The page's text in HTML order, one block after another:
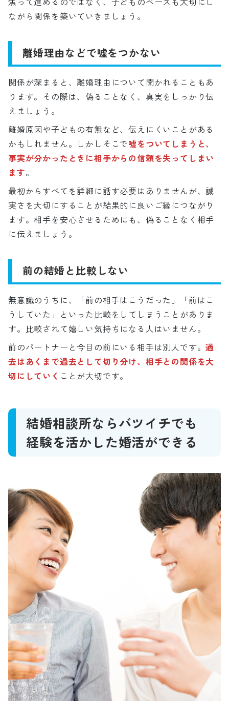
ながら関係を築いていきましょう。
離婚理由などで嘘をつかない
関係が深まると、離婚理由について聞かれることもあ
ります。その際は、偽ることなく、真実をしっかり伝
えましょう。
離婚原因や子どもの有無など、伝えにくいことがある
かもしれません。しかしそこで嘘をついてしまうと、
事実が分かったときに相手からの信頼を失ってしまい
ます。
最初からすべてを詳細に話す必要はありませんが、誠
実さを大切にすることが結果的に良いご縁につながり
ます。相手を安心させるためにも、偽ることなく相手
に伝えましょう。
前の結婚と比較しない
無意識のうちに、「前の相手はこうだった」「前はこ
うしていた」といった比較をしてしまうことがありま
す。比較されて嬉しい気持ちになる人はいません。
前のパートナーと今目の前にいる相手は別人です。過
去はあくまで過去として切り分け、相手との関係を大
切にしていく ことが大切です。
結婚相談所ならバツイチでも
経験を活かした婚活ができる